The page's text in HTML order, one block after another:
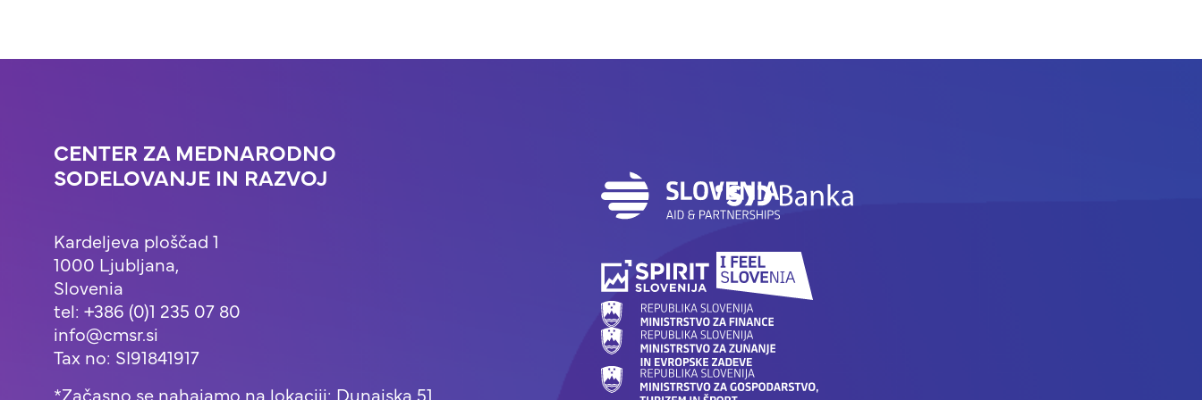
CENTER ZA MEDNARODNO
SODELOVANJE IN RAZVOJ
Kardeljeva ploščad 1
1000 Ljubljana,
Slovenia
tel: +386 (0)1 235 07 80
info@cmsr.si
Tax no: SI91841917
*Začasno se nahajamo na lokaciji: Dunajska 51,